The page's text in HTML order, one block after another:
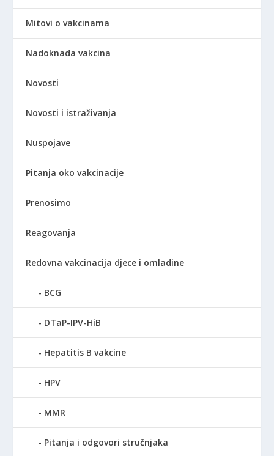
Mitovi o vakcinama
Nadoknada vakcina
Novosti
Novosti i istraživanja
Nuspojave
Pitanja oko vakcinacije
Prenosimo
Reagovanja
Redovna vakcinacija djece i omladine
BCG
DTaP-IPV-HiB
Hepatitis B vakcine
HPV
MMR
Pitanja i odgovori stručnjaka